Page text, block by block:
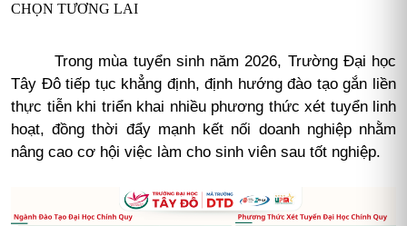
CHỌN TƯƠNG LAI
Trong mùa tuyển sinh năm 2026, Trường Đại học
Tây Đô tiếp tục khẳng định, định hướng đào tạo gắn liền
thực tiễn khi triển khai nhiều phương thức xét tuyển linh
hoạt, đồng thời đẩy mạnh kết nối doanh nghiệp nhằm
nâng cao cơ hội việc làm cho sinh viên sau tốt nghiệp.